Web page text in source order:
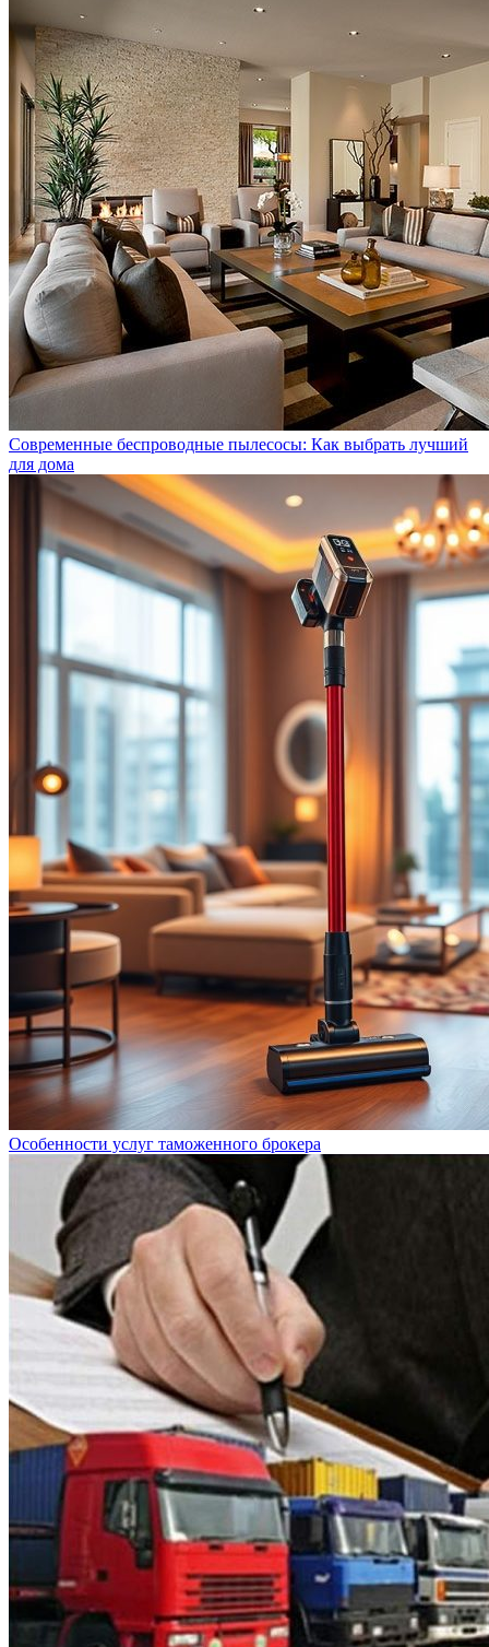
Современные беспроводные пылесосы: Как выбрать лучший
для дома
Особенности услуг таможенного брокера